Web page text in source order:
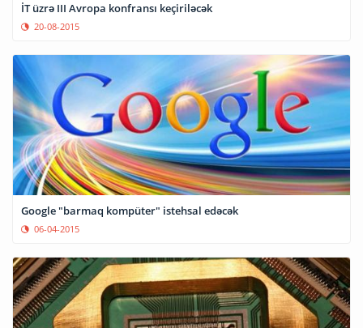
İT üzrə III Avropa konfransı keçiriləcək
20-08-2015
Google "barmaq kompüter" istehsal edəcək
06-04-2015